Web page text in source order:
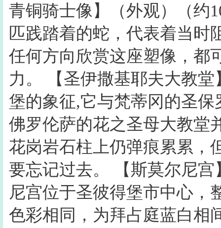
青铜骑士像】（外观）（约
匹践踏着的蛇，代表着当时
任何方向欣赏这座塑像，都
力。 【圣伊撒基耶夫大教
堡的象征,它与梵蒂冈的圣
佛罗伦萨的花之圣母大教堂
花岗岩石柱上仍弹痕累累，
要忘记过去。 【斯莫尔尼
尼宫位于圣彼得堡市中心，
色彩相同，为拜占庭蓝白相